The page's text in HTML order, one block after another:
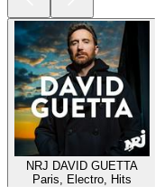
NRJ DAVID GUETTA
Paris, Electro, Hits